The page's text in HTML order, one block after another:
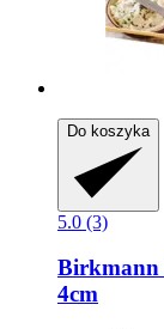
Do koszyka
5.0 (3)
Birkmann
4cm